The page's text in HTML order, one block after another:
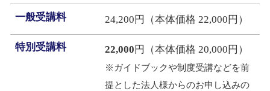
一般受講料 24,200円（本体価格 22,000円）
特別受講料 22,000 円（本体価格 20,000円）
※ガイドブックや制度受講などを前
提とした法人様からのお申し込みの